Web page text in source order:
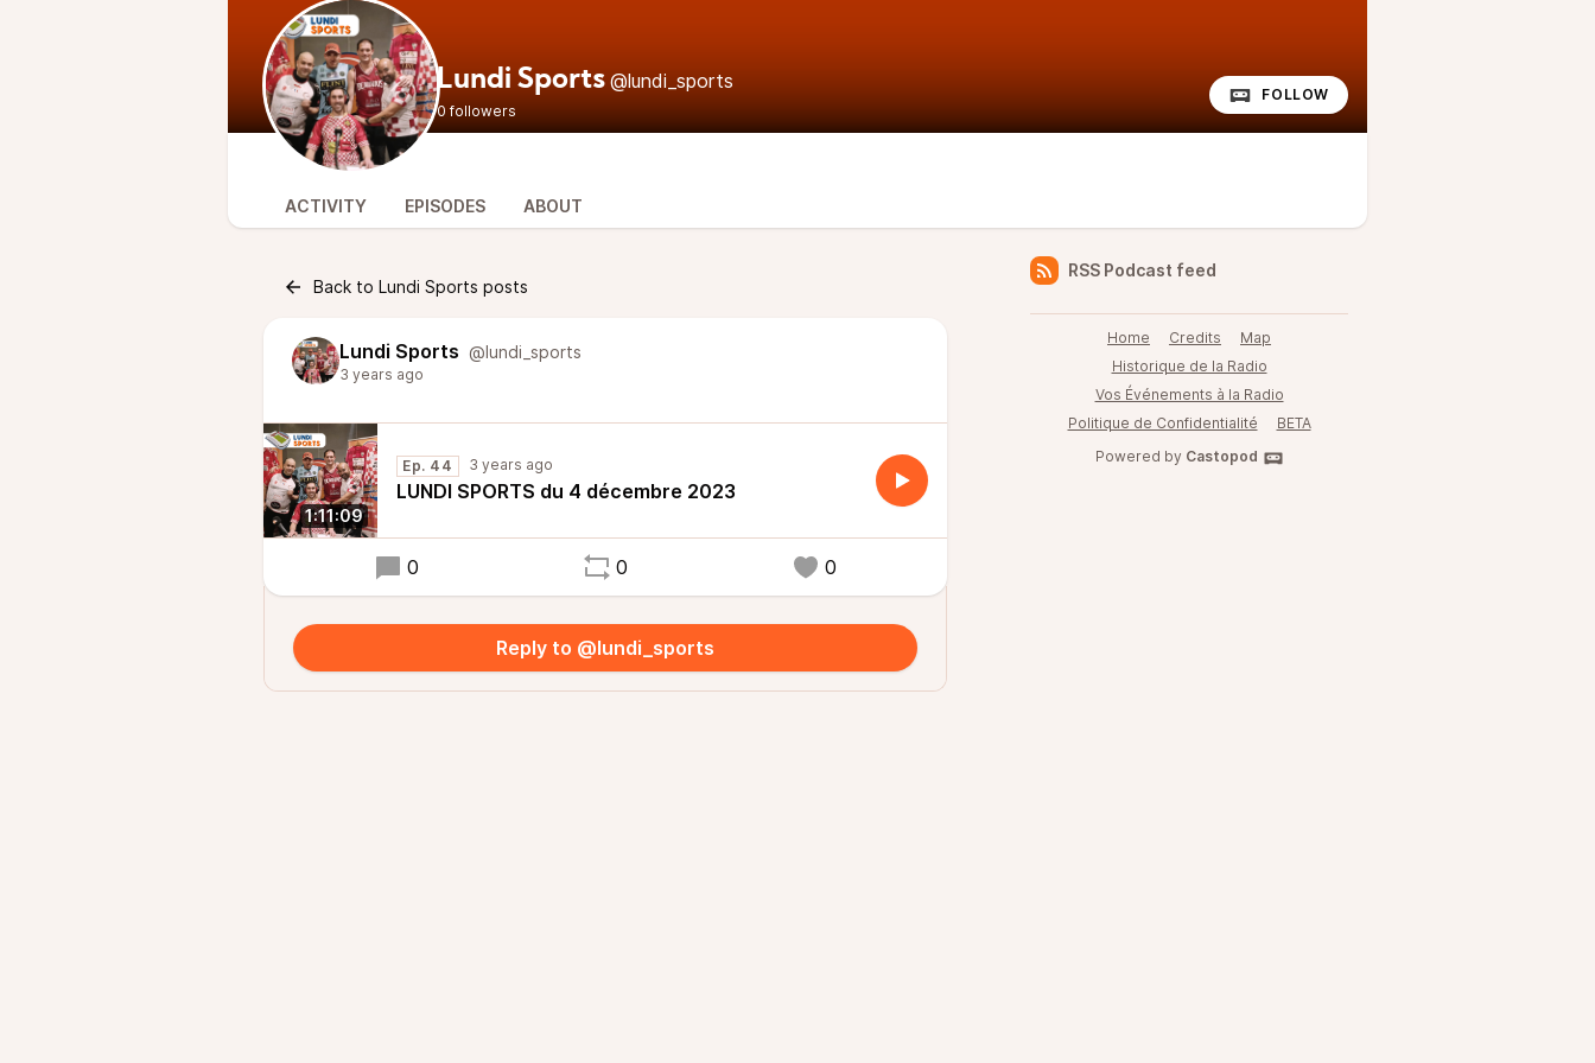
Lundi Sports @lundi_sports
0 followers
FOLLOW
ACTIVITY EPISODES ABOUT
Back to Lundi Sports posts
Lundi Sports @lundi_sports
3 years ago
1:11:09
Ep. 44 3 years ago
LUNDI SPORTS du 4 décembre 2023
0 0 0
Reply to @lundi_sports
RSS Podcast feed
Home Credits
Map
Historique de la Radio
Vos Événements à la Radio
Politique de Confidentialité
BETA
Powered by Castopod